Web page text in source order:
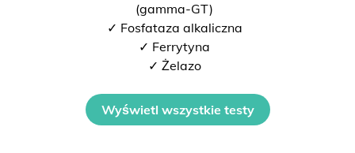
(gamma-GT)
✓ Fosfataza alkaliczna
✓ Ferrytyna
✓ Żelazo
Wyświetl wszystkie testy